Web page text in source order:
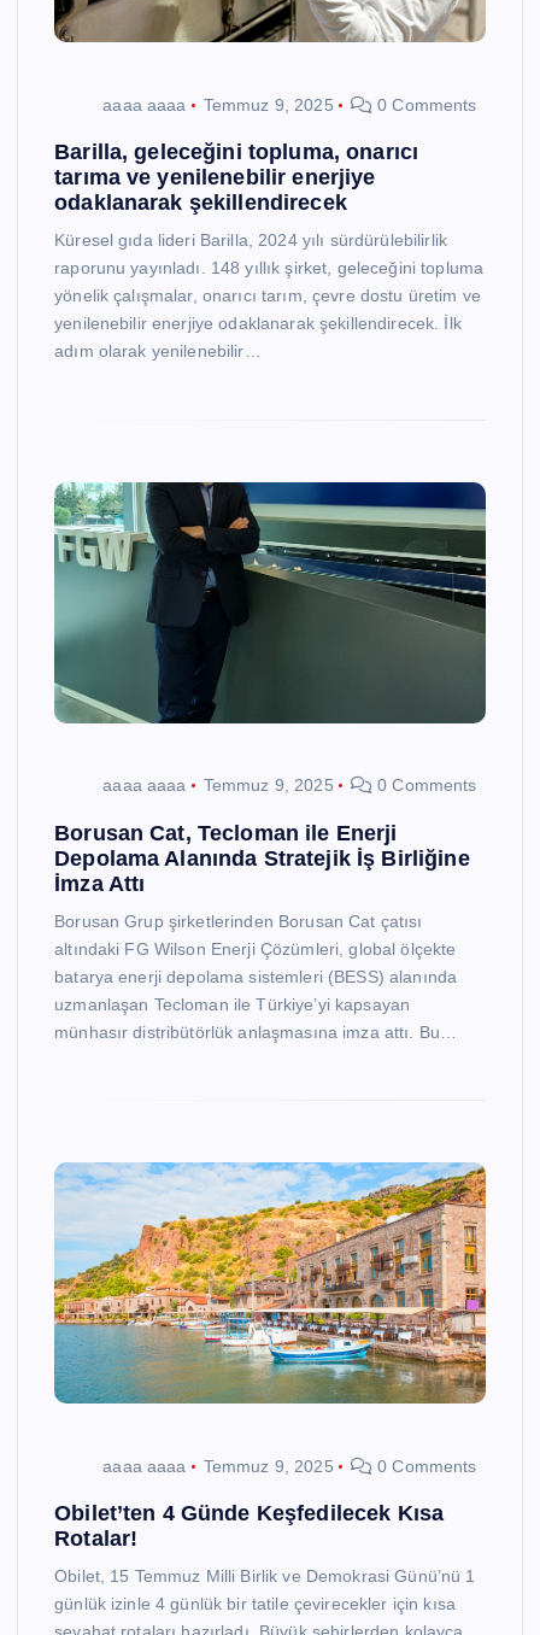
aaaa aaaa Temmuz 9, 2025 0 Comments
Barilla, geleceğini topluma, onarıcı
tarıma ve yenilenebilir enerjiye
odaklanarak şekillendirecek
Küresel gıda lideri Barilla, 2024 yılı sürdürülebilirlik
raporunu yayınladı. 148 yıllık şirket, geleceğini topluma
yönelik çalışmalar, onarıcı tarım, çevre dostu üretim ve
yenilenebilir enerjiye odaklanarak şekillendirecek. İlk
adım olarak yenilenebilir…
aaaa aaaa Temmuz 9, 2025 0 Comments
Borusan Cat, Tecloman ile Enerji
Depolama Alanında Stratejik İş Birliğine
İmza Attı
Borusan Grup şirketlerinden Borusan Cat çatısı
altındaki FG Wilson Enerji Çözümleri, global ölçekte
batarya enerji depolama sistemleri (BESS) alanında
uzmanlaşan Tecloman ile Türkiye’yi kapsayan
münhasır distribütörlük anlaşmasına imza attı. Bu…
aaaa aaaa Temmuz 9, 2025 0 Comments
Obilet’ten 4 Günde Keşfedilecek Kısa
Rotalar!
Obilet, 15 Temmuz Milli Birlik ve Demokrasi Günü’nü 1
günlük izinle 4 günlük bir tatile çevirecekler için kısa